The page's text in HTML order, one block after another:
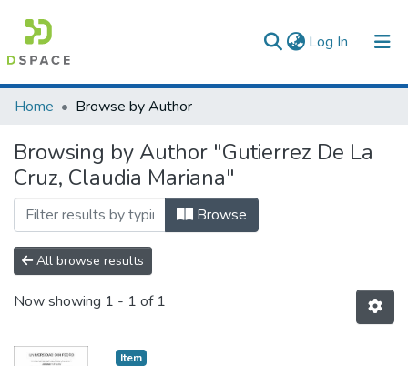
Log In (current)
Communities & Collections
All of DSpace
Home Browse by Author
Browsing by Author "Gutierrez De La
Cruz, Claudia Mariana"
Browse
All browse results
Now showing 1 - 1 of 1
Item